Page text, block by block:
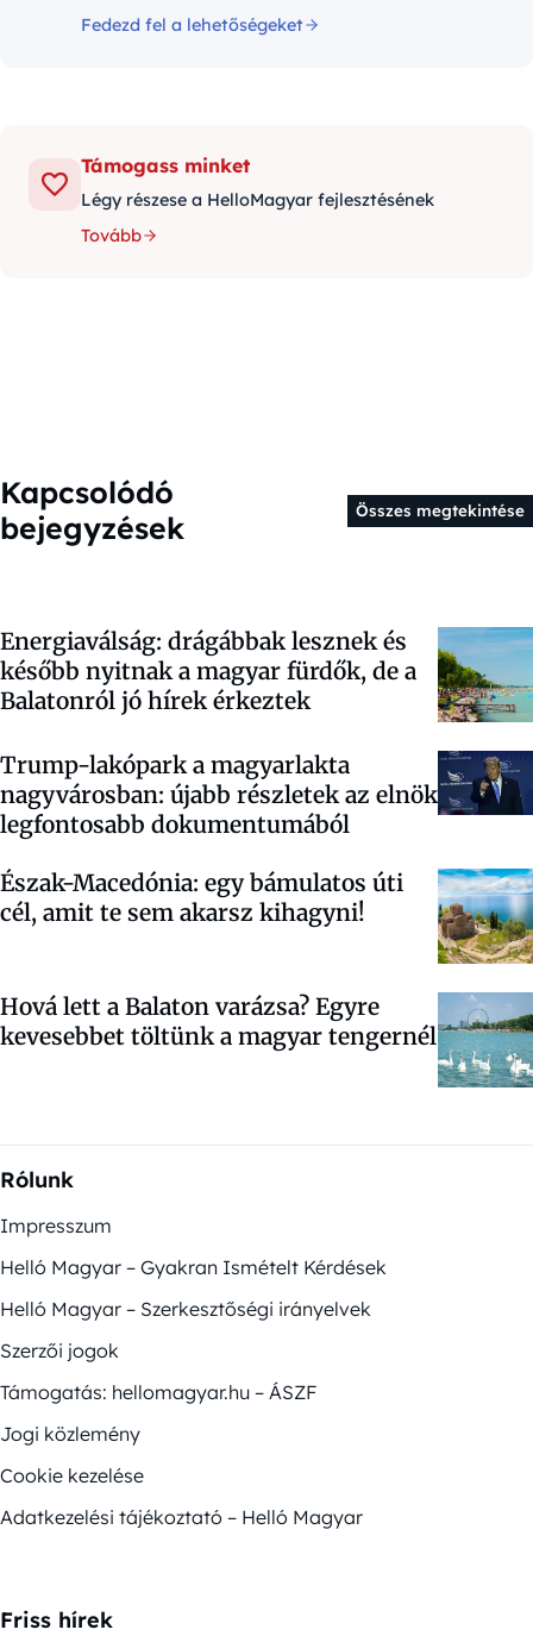
Fedezd fel a lehetőségeket
Támogass minket
Légy részese a HelloMagyar fejlesztésének
Tovább
Kapcsolódó
bejegyzések
Összes megtekintése
Energiaválság: drágábbak lesznek és
később nyitnak a magyar fürdők, de a
Balatonról jó hírek érkeztek
Trump-lakópark a magyarlakta
nagyvárosban: újabb részletek az elnök
legfontosabb dokumentumából
Észak-Macedónia: egy bámulatos úti
cél, amit te sem akarsz kihagyni!
Hová lett a Balaton varázsa? Egyre
kevesebbet töltünk a magyar tengernél
Rólunk
Impresszum
Helló Magyar – Gyakran Ismételt Kérdések
Helló Magyar – Szerkesztőségi irányelvek
Szerzői jogok
Támogatás: hellomagyar.hu – ÁSZF
Jogi közlemény
Cookie kezelése
Adatkezelési tájékoztató – Helló Magyar
Friss hírek